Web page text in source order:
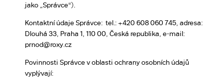
jako „Správce“).
Kontaktní údaje Správce: tel.: +420 608 060 745, adresa:
Dlouhá 33, Praha 1, 110 00, Česká republika, e-mail:
prnod@roxy.cz
Povinnosti Správce v oblasti ochrany osobních údajů
vyplývají: